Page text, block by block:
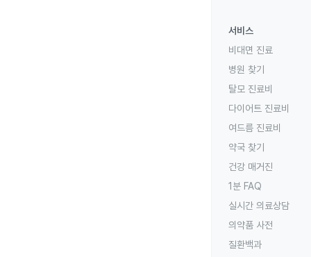
서비스
비대면 진료
병원 찾기
탈모 진료비
다이어트 진료비
여드름 진료비
약국 찾기
건강 매거진
1분 FAQ
실시간 의료상담
의약품 사전
질환백과